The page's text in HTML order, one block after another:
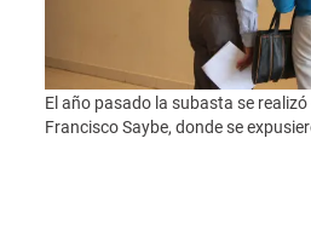
El año pasado la subasta se
Francisco Saybe, donde se